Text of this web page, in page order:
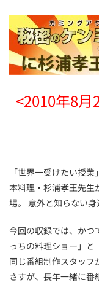
<2010年8
「世界一受けたい授
本料理・杉浦孝王先生
場。 意外と知らない
今回の収録では、かつ
っちの料理ショー」と
同じ番組制作スタッフ
さすが、長年一緒に番